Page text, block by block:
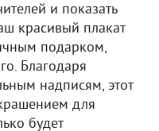
и показать
красивый плакат
подарком,
Благодаря
надписям, этот
для
будет